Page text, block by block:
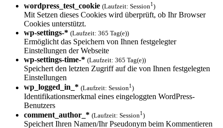
wordpress_test_cookie (Laufzeit: Session1)
Mit Setzen dieses Cookies wird überprüft, ob Ihr Browser
Cookies unterstützt.
wp-settings-* (Laufzeit: 365 Tag(e))
Ermöglicht das Speichern von Ihnen festgelegter
Einstellungen der Webseite
wp-settings-time-* (Laufzeit: 365 Tag(e))
Speichert den letzten Zugriff auf die von Ihnen festgelegten
Einstellungen
wp_logged_in_* (Laufzeit: Session1)
Identifikationsmerkmal eines eingeloggten WordPress-
Benutzers
comment_author_* (Laufzeit: Session1)
Speichert Ihren Namen/Ihr Pseudonym beim Kommentieren